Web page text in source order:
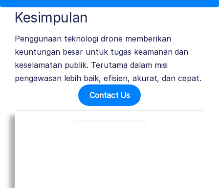
Kesimpulan
Penggunaan teknologi drone memberikan
keuntungan besar untuk tugas keamanan dan
keselamatan publik. Terutama dalam misi
pengawasan lebih baik, efisien, akurat, dan cepat.
Contact Us